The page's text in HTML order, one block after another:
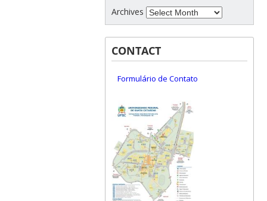
Archives
CONTACT
Formulário de Contato